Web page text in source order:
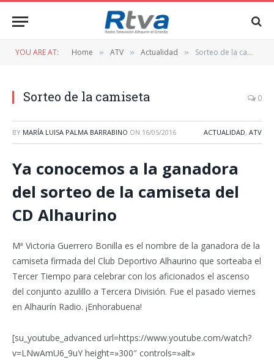
YOU ARE AT: Home » ATV » Actualidad » Sorteo de la camiseta
Sorteo de la camiseta 0
BY MARÍA LUISA PALMA BARRABINO ON 16/05/2016 ACTUALIDAD, ATV
Ya conocemos a la ganadora
del sorteo de la camiseta del
CD Alhaurino
Mª Victoria Guerrero Bonilla es el nombre de la ganadora de la
camiseta firmada del Club Deportivo Alhaurino que sorteaba el
Tercer Tiempo para celebrar con los aficionados el ascenso
del conjunto azulillo a Tercera División. Fue el pasado viernes
en Alhaurín Radio. ¡Enhorabuena!
[su_youtube_advanced url=https://www.youtube.com/watch?
v=LNwAmU6_9uY height=»300″ controls=»alt»